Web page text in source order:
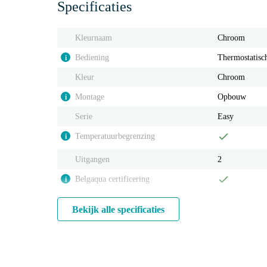
Specificaties
Kleurnaam Chroom
i Bediening
Kleur Chroom
i Montage Opbouw
Serie Easy
i Temperatuurbegrenzing
Uitgangen 2
i Belgaqua certificering
Bekijk alle specificaties